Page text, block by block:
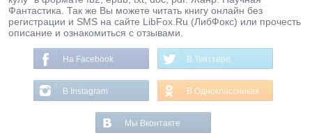
Фантастика. Так же Вы можете читать книгу онлайн без
регистрации и SMS на сайте LibFox.Ru (ЛибФокс) или прочесть
описание и ознакомиться с отзывами.
На Facebook В Твиттере
В Instagram В Одноклассниках
Мы Вконтакте